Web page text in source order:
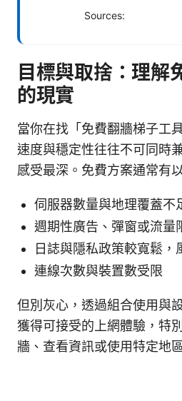
Sources:
目標與取捨：理解
的現實
當你在找「免費翻牆梯子工
速度與穩定性往往不可同時
感受最深。免費方案通常有
伺服器數量與地理覆蓋不
週期性廣告、彈窗或流量
日誌與隱私政策較寬鬆，
連線次數與裝置數受限
但別灰心，透過組合使用與
獲得可接受的上網體驗，特
牆、查看資訊或使用特定地